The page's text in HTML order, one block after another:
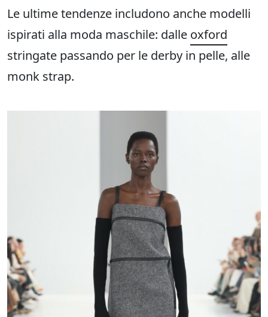
Le ultime tendenze includono anche modelli
ispirati alla moda maschile: dalle oxford
stringate passando per le derby in pelle, alle
monk strap.